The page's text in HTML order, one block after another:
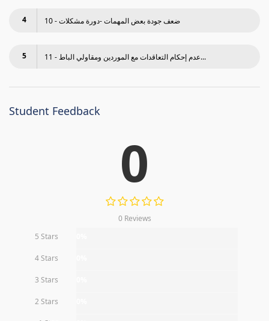
4 10 - ضعف جودة بعض المھمات -دورة مشكلات
5 11 - عدم إحكام التعاقدات مع الموردين ومقاولي الباط...
Student Feedback
0
0 Reviews
5 Stars
4 Stars
3 Stars
2 Stars